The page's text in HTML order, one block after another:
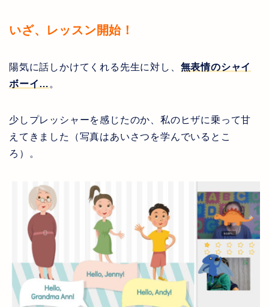
いざ、レッスン開始！
陽気に話しかけてくれる先生に対し、 無表情のシャイ
ボーイ… 。
少しプレッシャーを感じたのか、私のヒザに乗って甘
えてきました（写真はあいさつを学んでいるとこ
ろ）。